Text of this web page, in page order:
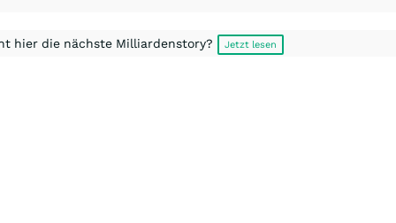
hier die nächste Milliardenstory? Jetzt lesen